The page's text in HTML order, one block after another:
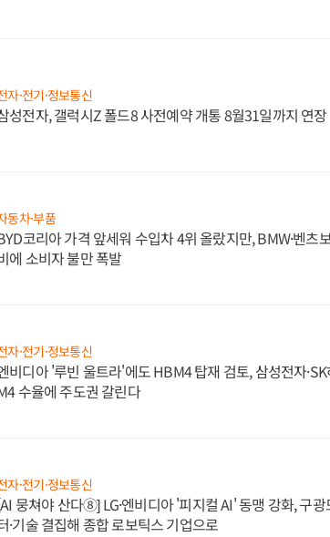
자·전기·정보통신
성전자, 갤럭시Z 폴드8 사전예약 개통 8월31일까지 연장
동차·부품
코리아 가격 앞세워 수입차 4위 올랐지만, BMW·벤츠
에 소비자 불만 폭발
자·전기·정보통신
비디아 '루빈 울트라'에도 HBM4 탑재 검토, 삼성전자
수율에 주도권 갈린다
자·전기·정보통신
뭉쳐야 산다⑧] LG·엔비디아 '피지컬 AI' 동맹 강화, 구광
·기술 결집해 종합 로보틱스 기업으로